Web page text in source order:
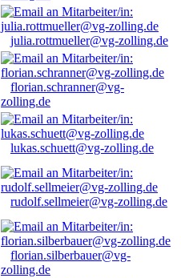
julia.rottmueller@vg-zolling.de
florian.schranner@vg-
zolling.de
lukas.schuett@vg-zolling.de
rudolf.sellmeier@vg-zolling.de
florian.silberbauer@vg-
zolling.de